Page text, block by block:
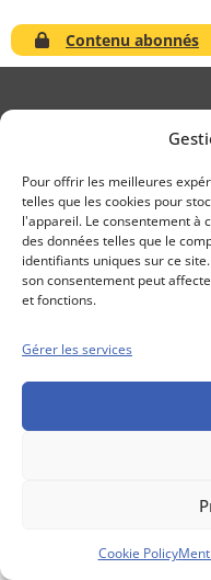
Pour offrir les meilleures
telles que les cookies pour
l'appareil. Le consentement à
des données telles que le
identifiants uniques sur ce
son consentement peut
et fonctions.
Gérer les services
Cookie Policy
Contenu abonnés
Conseils boursiers depuis
Mentions